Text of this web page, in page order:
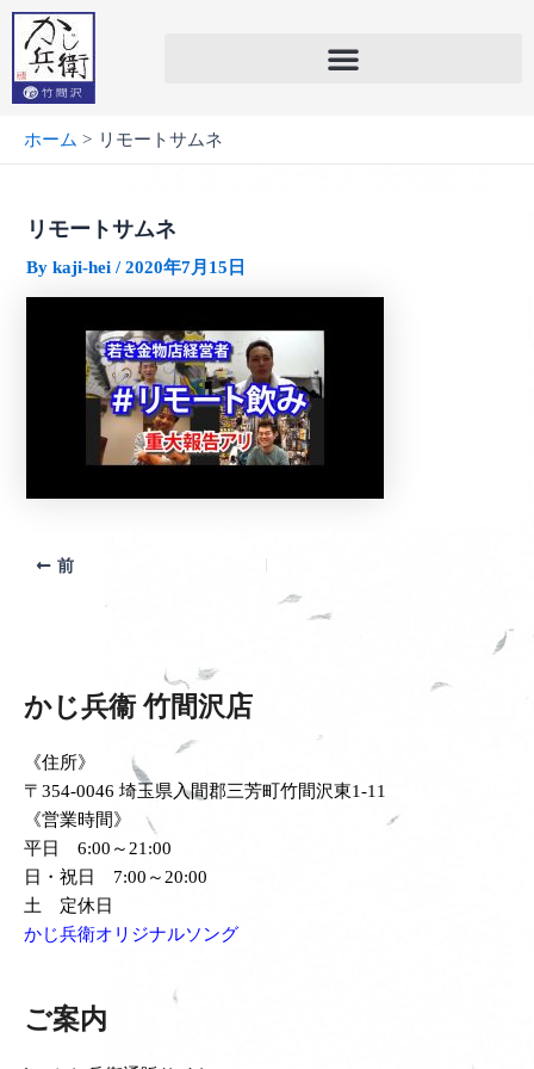
内
を
ホーム リモートサムネ
リモートサムネ
Bykaji-hei/2020年7月15日
前
かじ兵衞 竹間沢店
《住所》
〒354-0046 埼玉県入間郡三芳町竹間沢東1-11
《営業時間》
平日 6:00～21:00
日・祝日 7:00～20:00
土 定休日
かじ兵衛オリジナルソング
ご案内